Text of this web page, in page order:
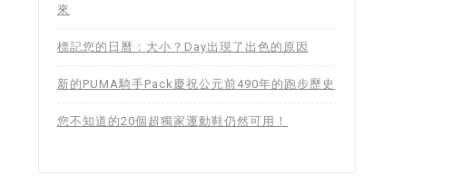
來
標記您的日曆：大小？Day出現了出色的原因
新的PUMA騎手Pack慶祝公元前490年的跑步歷史
您不知道的20個超獨家運動鞋仍然可用！